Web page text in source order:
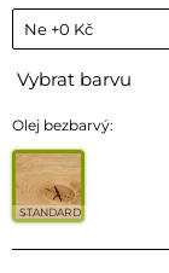
Vybrat barvu
Olej bezbarvý:
STANDARD